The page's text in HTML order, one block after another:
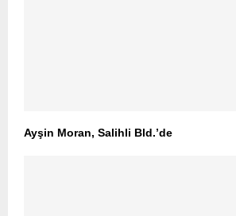
Ayşin Moran, Salihli Bld.’de